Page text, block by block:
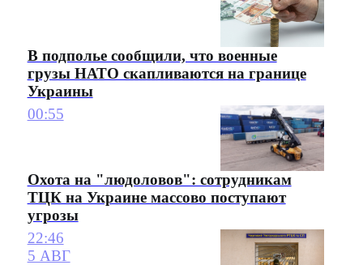
В подполье сообщили, что военные
грузы НАТО скапливаются на границе
Украины
00:55
Охота на "людоловов": сотрудникам
ТЦК на Украине массово поступают
угрозы
22:46
5 АВГ